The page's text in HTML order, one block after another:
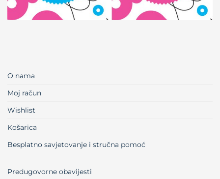
O nama
Moj račun
Wishlist
Košarica
Besplatno savjetovanje i stručna pomoć
Predugovorne obavijesti